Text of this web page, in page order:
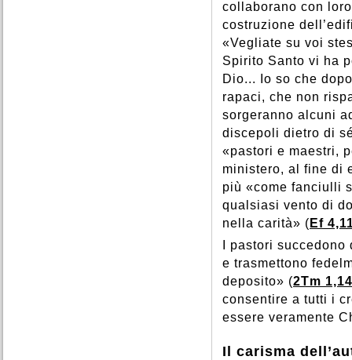
collaborano con
costruzione
«Vegliate su voi
Spirito Santo vi ha
Dio... Io so che
rapaci, che non
sorgeranno alcuni
discepoli dietro di
«pastori e maestri,
ministero, al fine di
più «come fanciulli
qualsiasi vento di
nella carità» ( Ef
I pastori
e trasmettono
deposito» (2Tm 1,14
consentire a tutti i
essere veramente
Il carisma